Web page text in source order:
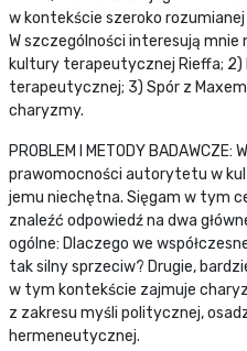
w kontekście szeroko
W szczególności interesują mnie
kultury terapeutycznej Rieffa;
terapeutycznej; 3) Spór z
charyzmy.
PROBLEM I METODY
prawomocności autorytetu w
jemu niechętna. Sięgam w tym
znaleźć odpowiedź na dwa
ogólne: Dlaczego we
tak silny sprzeciw? Drugie,
w tym kontekście zajmuje
z zakresu myśli politycznej,
hermeneutycznej.